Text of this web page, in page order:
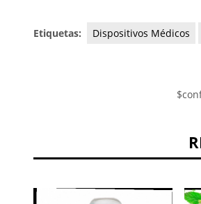
Etiquetas: Dispositivos Médicos